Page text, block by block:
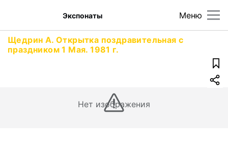
Меню
Экспонаты
Щедрин А. Открытка поздравительная с
праздником 1 Мая. 1981 г.
Нет изображения